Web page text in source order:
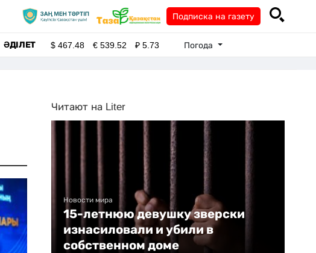
Подписка на газету
ӘДІЛЕТ $467.48 €539.52 ₽5.73 Погода
Читают на Liter
Новости мира
15-летнюю девушку зверски
изнасиловали и убили в
собственном доме